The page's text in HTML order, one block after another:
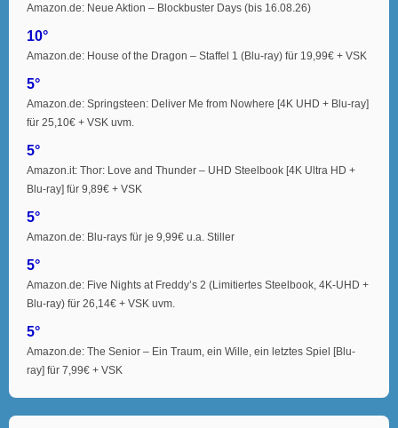
Amazon.de: Neue Aktion – Blockbuster Days (bis 16.08.26)
10°
Amazon.de: House of the Dragon – Staffel 1 (Blu-ray) für 19,99€ + VSK
5°
Amazon.de: Springsteen: Deliver Me from Nowhere [4K UHD + Blu-ray]
für 25,10€ + VSK uvm.
5°
Amazon.it: Thor: Love and Thunder – UHD Steelbook [4K Ultra HD +
Blu-ray] für 9,89€ + VSK
5°
Amazon.de: Blu-rays für je 9,99€ u.a. Stiller
5°
Amazon.de: Five Nights at Freddy’s 2 (Limitiertes Steelbook, 4K-UHD +
Blu-ray) für 26,14€ + VSK uvm.
5°
Amazon.de: The Senior – Ein Traum, ein Wille, ein letztes Spiel [Blu-
ray] für 7,99€ + VSK